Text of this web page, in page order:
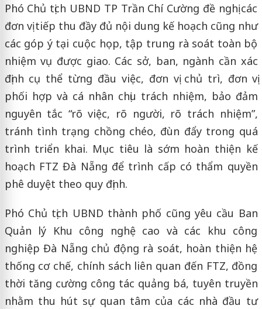
Phó Chủ tịch UBND TP Trần Chí Cường đề nghị các
đơn vị tiếp thu đầy đủ nội dung kế hoạch cũng như
các góp ý tại cuộc họp, tập trung rà soát toàn bộ
nhiệm vụ được giao. Các sở, ban, ngành cần xác
định cụ thể từng đầu việc, đơn vị chủ trì, đơn vị
phối hợp và cá nhân chịu trách nhiệm, bảo đảm
nguyên tắc “rõ việc, rõ người, rõ trách nhiệm”,
tránh tình trạng chồng chéo, đùn đẩy trong quá
trình triển khai. Mục tiêu là sớm hoàn thiện kế
hoạch FTZ Đà Nẵng để trình cấp có thẩm quyền
phê duyệt theo quy định.
Phó Chủ tịch UBND thành phố cũng yêu cầu Ban
Quản lý Khu công nghệ cao và các khu công
nghiệp Đà Nẵng chủ động rà soát, hoàn thiện hệ
thống cơ chế, chính sách liên quan đến FTZ, đồng
thời tăng cường công tác quảng bá, tuyên truyền
nhằm thu hút sự quan tâm của các nhà đầu tư